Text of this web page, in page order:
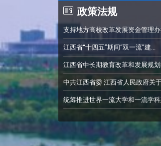
政策法规
支持地方高校改革发展资金管理
江西省“十四五”期间“双一流”建...
江西省中长期教育改革和发展规划
中共江西省委 江西省人民政府关于
统筹推进世界一流大学和一流学科